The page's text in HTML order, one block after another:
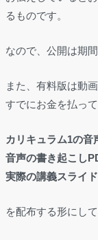
るものです。
なので、公開は期間
また、有料版は動
すでにお金を払っ
カリキュラム1の音
音声の書き起こし
実際の講義スライド
を配布する形にして